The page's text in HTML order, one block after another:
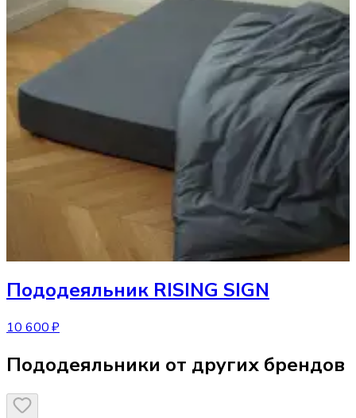
Пододеяльник RISING SIGN
10 600 ₽
Пододеяльники от других брендов